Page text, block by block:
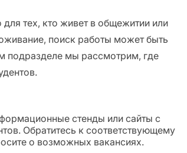
тех, кто живет в общежитии или
поиск работы может быть
подразделе мы рассмотрим, где
стенды или сайты с
Обратитесь к соответствующему
о возможных вакансиях.